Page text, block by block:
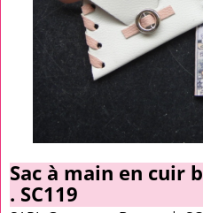
Sac à main en cuir
. SC119